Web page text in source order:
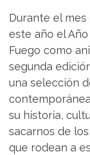
Durante el
este año el
Fuego como
segunda
una selección
su historia,
sacarnos de
que rodean a